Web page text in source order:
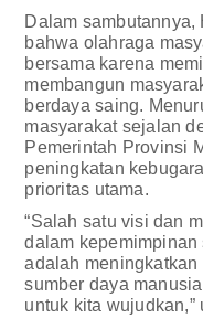
Dalam
bahwa olahraga
bersama karena
membangun
berdaya saing.
masyarakat sejalan
Pemerintah Provinsi
peningkatan
prioritas utama.
“Salah satu visi dan
dalam
adalah
sumber daya
untuk kita wujudkan,”